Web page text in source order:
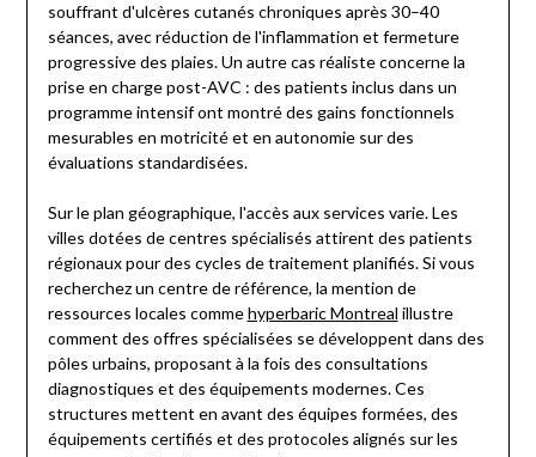
souffrant d'ulcères cutanés chroniques après 30–40
séances, avec réduction de l'inflammation et fermeture
progressive des plaies. Un autre cas réaliste concerne la
prise en charge post-AVC : des patients inclus dans un
programme intensif ont montré des gains fonctionnels
mesurables en motricité et en autonomie sur des
évaluations standardisées.
Sur le plan géographique, l'accès aux services varie. Les
villes dotées de centres spécialisés attirent des patients
régionaux pour des cycles de traitement planifiés. Si vous
recherchez un centre de référence, la mention de
ressources locales commehyperbaric Montreal illustre
comment des offres spécialisées se développent dans des
pôles urbains, proposant à la fois des consultations
diagnostiques et des équipements modernes. Ces
structures mettent en avant des équipes formées, des
équipements certifiés et des protocoles alignés sur les